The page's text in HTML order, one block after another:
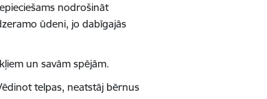
nodrošināt
ūdeni, jo dabīgajās
un savām spējām.
telpas, neatstāj bērnus